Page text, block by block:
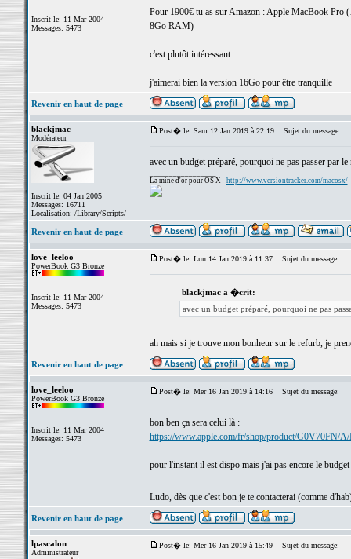
Inscrit le: 11 Mar 2004
Messages: 5473
Pour 1900€ tu as sur Amazon : Apple MacBook Pro
8Go RAM)
c'est plutôt intéressant
j'aimerai bien la version 16Go pour être tranquille
Revenir en haut de page
blackjmac
Modérateur
Inscrit le: 04 Jan 2005
Messages: 16711
Localisation: /Library/Scripts/
Post� le: Sam 12 Jan 2019 à 22:19 Sujet du message:
avec un budget préparé, pourquoi ne pas passer par le
La mine d'or pour OS X - http://www.versiontracker.com/macosx/
Revenir en haut de page
love_leeloo
PowerBook G3 Bronze
Inscrit le: 11 Mar 2004
Messages: 5473
Post� le: Lun 14 Jan 2019 à 11:37 Sujet du message:
blackjmac a �crit:
avec un budget préparé, pourquoi ne pas
ah mais si je trouve mon bonheur sur le refurb, je
Revenir en haut de page
love_leeloo
PowerBook G3 Bronze
Inscrit le: 11 Mar 2004
Messages: 5473
Post� le: Mer 16 Jan 2019 à 14:16 Sujet du message:
bon ben ça sera celui là :
https://www.apple.com/fr/shop/product/G0V70FN/
pour l'instant il est dispo mais j'ai pas encore le
Ludo, dès que c'est bon je te contacterai (comme
Revenir en haut de page
lpascalon
Administrateur
Post� le: Mer 16 Jan 2019 à 15:49 Sujet du message: